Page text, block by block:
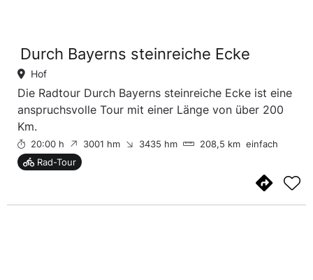
Durch Bayerns steinreiche Ecke
Hof
Die Radtour Durch Bayerns steinreiche Ecke ist eine
anspruchsvolle Tour mit einer Länge von über 200
Km.
20:00 h 3001 hm 3435 hm 208,5 km einfach
Rad-Tour